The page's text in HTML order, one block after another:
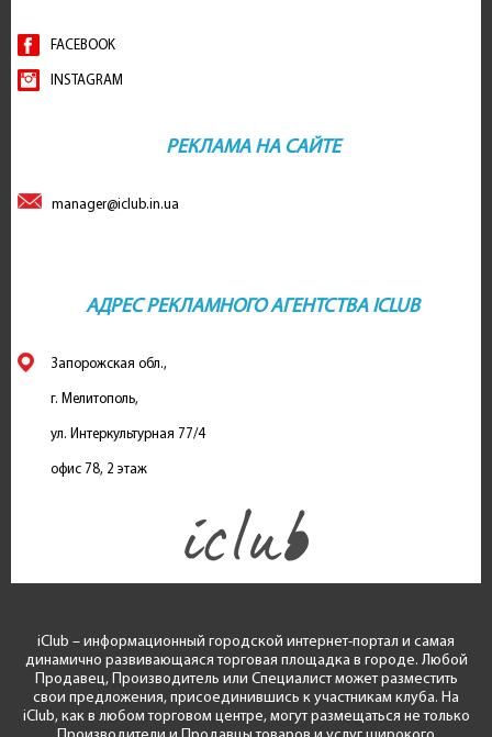
FACEBOOK
INSTAGRAM
РЕКЛАМА НА САЙТЕ
manager@iclub.in.ua
АДРЕС РЕКЛАМНОГО АГЕНТСТВА ICLUB
Запорожская обл.,
г. Мелитополь,
ул. Интеркультурная 77/4
офис 78, 2 этаж
iClub – информационный городской интернет-портал и самая
динамично развивающаяся торговая площадка в городе. Любой
Продавец, Производитель или Специалист может разместить
свои предложения, присоединившись к участникам клуба. На
iClub, как в любом торговом центре, могут размещаться не только